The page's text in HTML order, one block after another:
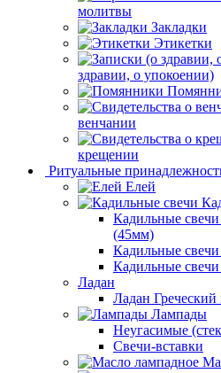
молитвы
Закладки
Этикетки
здравии, о упокоении)
венчании
крещении
Ритуальные
Елей
Кадильные
(45мм)
Кадильные
Кадильные
Ладан
Ладан Греческий
Лампады
Неугасимые
Свечи-вставки